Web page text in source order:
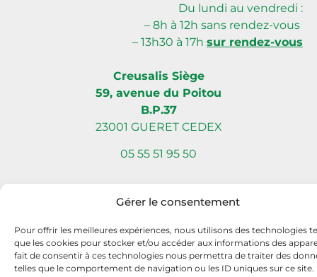
Gérer le consentement
Pour offrir les meilleures expériences, nous utilisons des technologies
que les cookies pour stocker et/ou accéder aux informations des
fait de consentir à ces technologies nous permettra de traiter des
telles que le comportement de navigation ou les ID uniques sur ce site.
Du lundi au vendredi :
– 8h à 12h sans rendez-vous
– 13h30 à 17h sur rendez-vous
Creusalis Siège
59, avenue du Poitou
B.P.37
23001 GUERET CEDEX
05 55 51 95 50
à Nantes Sud (Vallet)